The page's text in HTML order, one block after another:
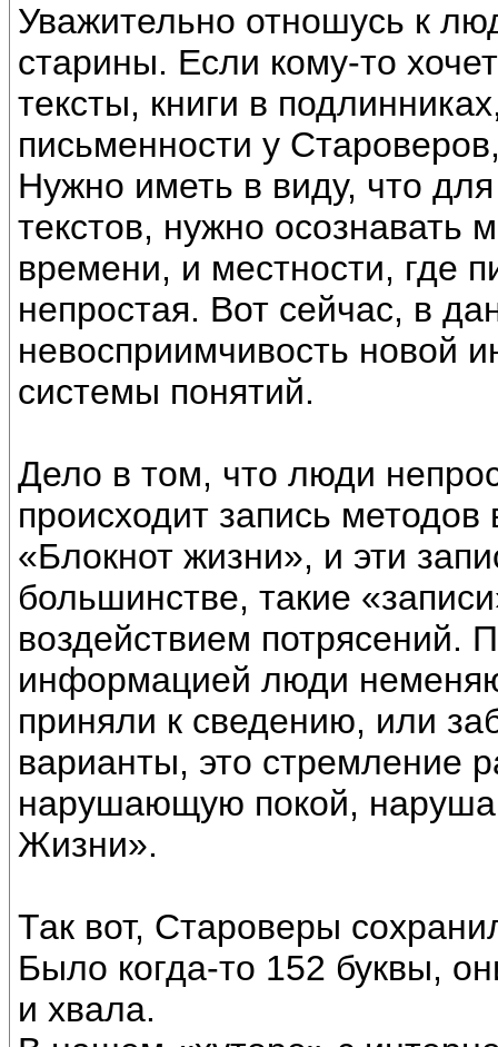
Уважительно отношусь к
старины. Если кому-то
тексты, книги в
письменности у
Нужно иметь в виду, что
текстов, нужно осознавать
времени, и местности, где
непростая. Вот сейчас, в
невосприимчивость новой
системы понятий.
Дело в том, что люди
происходит запись
«Блокнот жизни», и эти
большинстве, такие
воздействием потрясений.
информацией люди
приняли к сведению, или
варианты, это стремление
нарушающую покой,
Жизни».
Так вот, Староверы
Было когда-то 152 буквы,
и хвала.